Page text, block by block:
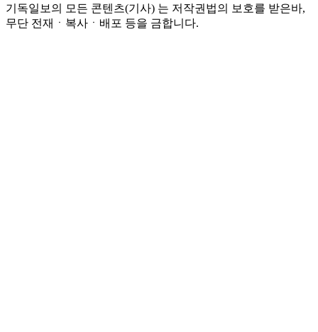
기독일보의 모든 콘텐츠(기사) 는 저작권법의 보호를 받은바,
무단 전재ㆍ복사ㆍ배포 등을 금합니다.